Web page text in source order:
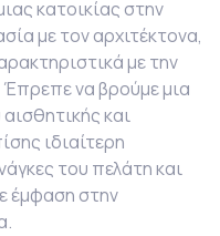
κατοικίας στην
με τον αρχιτέκτονα,
με την
Έπρεπε να βρούμε μια
και
ιδιαίτερη
του πελάτη και
έμφαση στην